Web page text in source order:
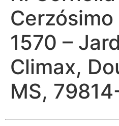
1570 –
Climax,
MS,